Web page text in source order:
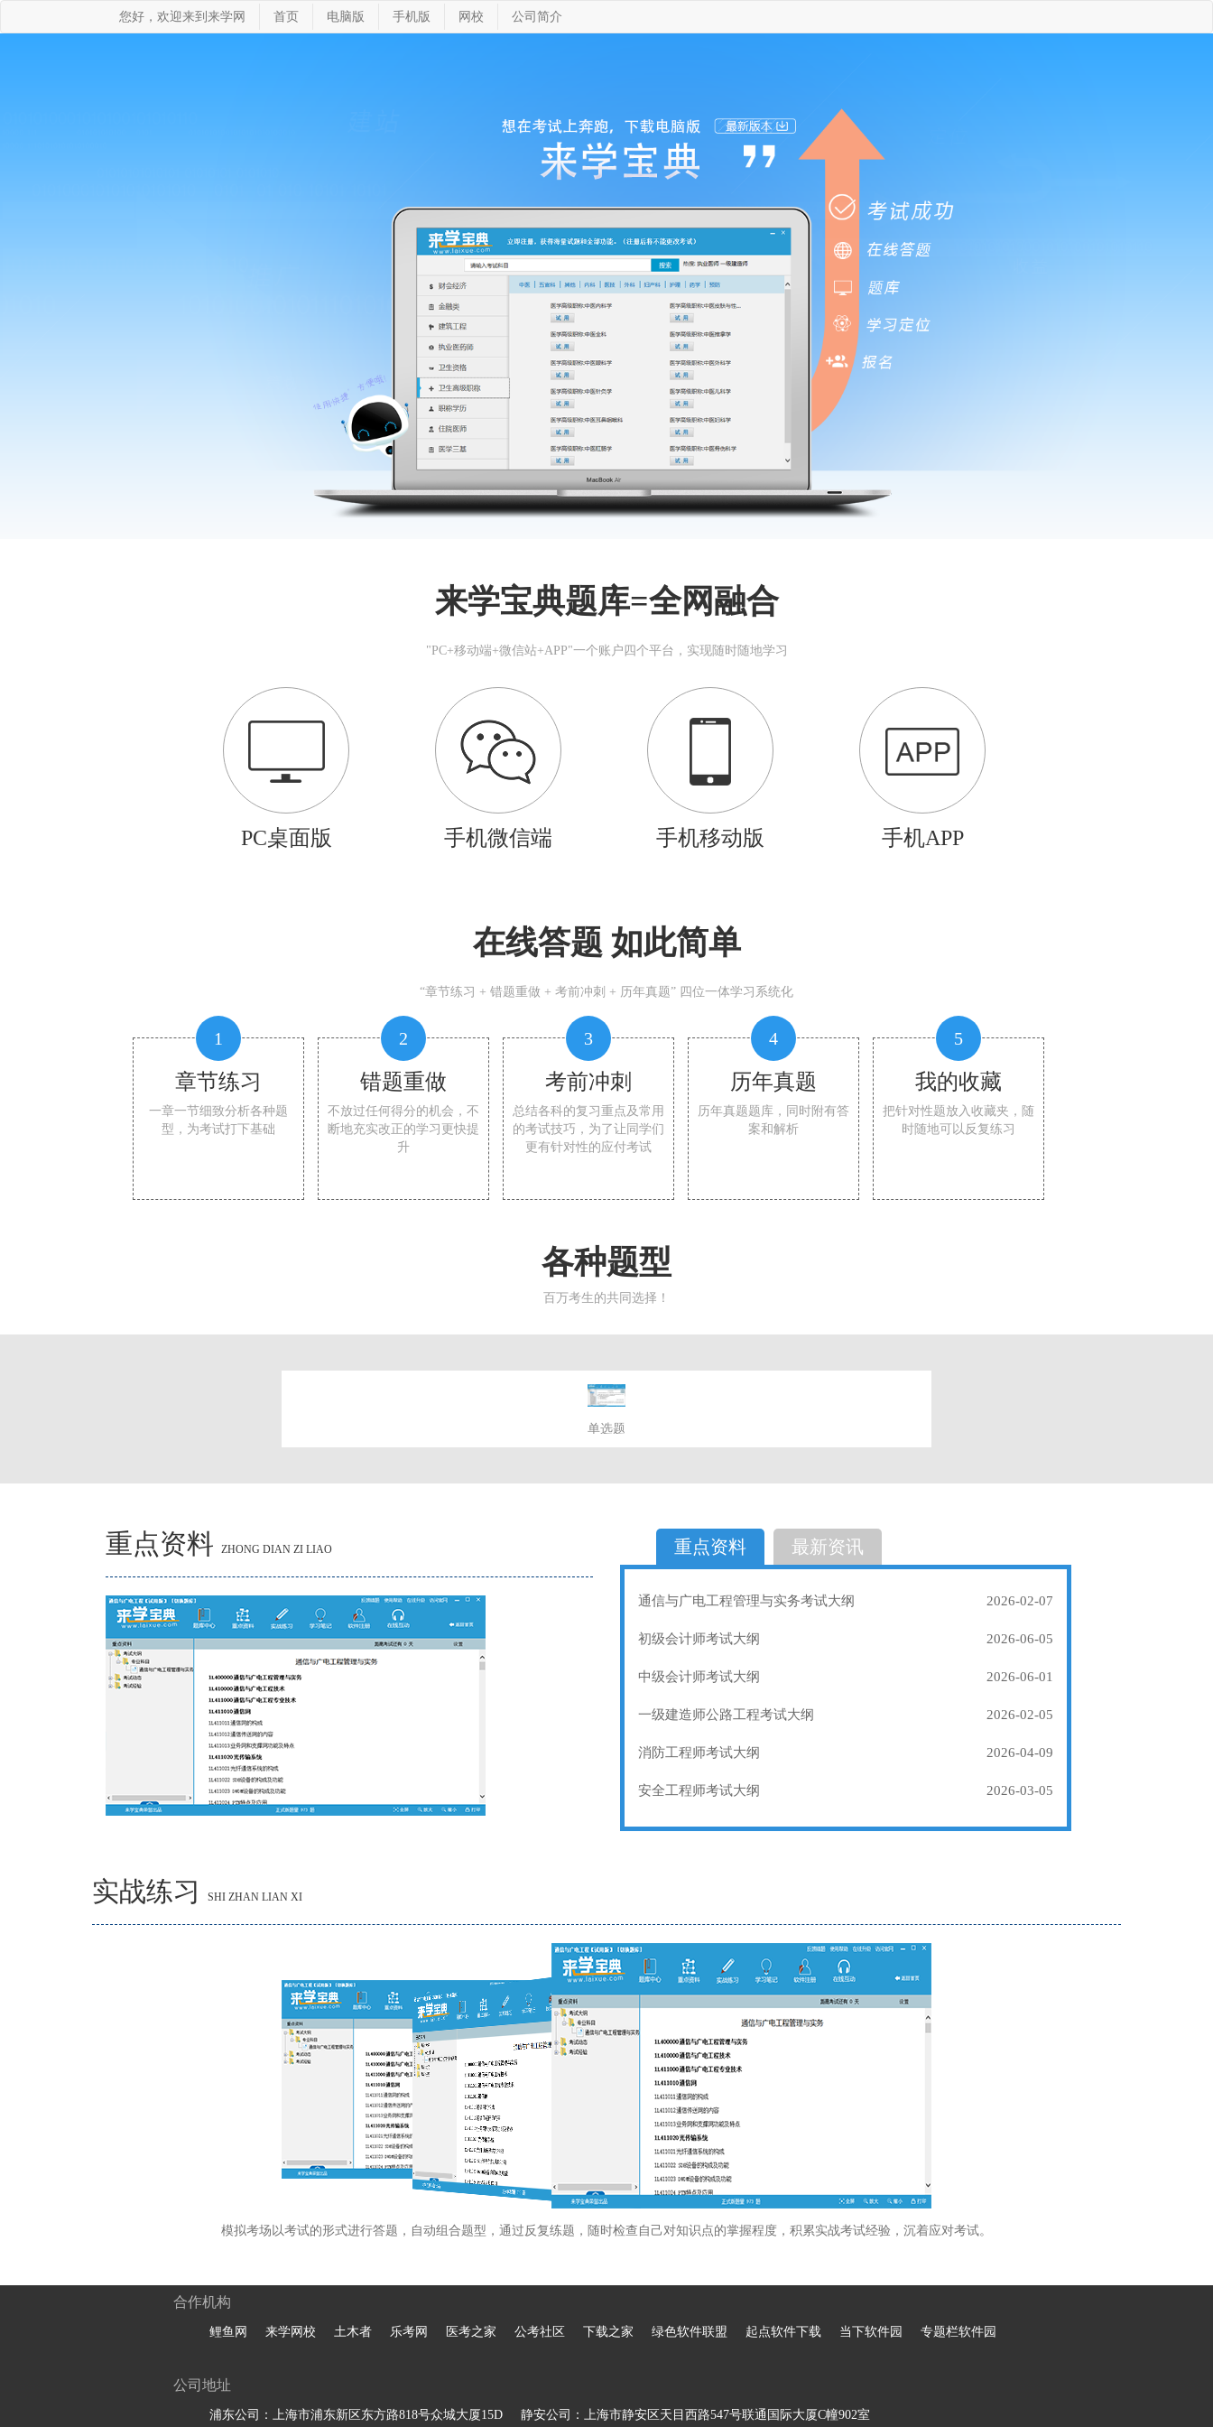
您好，欢迎来到来学网 首页 电脑版 手机版 网校 公司简介
来学宝典题库=全网融合
"PC+移动端+微信站+APP"一个账户四个平台，实现随时随地学习
PC桌面版 手机微信端 手机移动版 手机APP
在线答题 如此简单
“章节练习 + 错题重做 + 考前冲刺 + 历年真题” 四位一体学习系统化
1
章节练习
一章一节细致分析各种题
型，为考试打下基础
2
错题重做
不放过任何得分的机会，不
断地充实改正的学习更快提
升
3
考前冲刺
总结各科的复习重点及常用
的考试技巧，为了让同学们
更有针对性的应付考试
4
历年真题
历年真题题库，同时附有答
案和解析
5
我的收藏
把针对性题放入收藏夹，随
时随地可以反复练习
各种题型
百万考生的共同选择！
单选题
选择题
重点资料 ZHONG DIAN ZI LIAO 重点资料 最新资讯
通信与广电工程管理与实务考试大纲 2026-02-07
初级会计师考试大纲 2026-06-05
中级会计师考试大纲 2026-06-01
一级建造师公路工程考试大纲 2026-02-05
消防工程师考试大纲 2026-04-09
安全工程师考试大纲 2026-03-05
实战练习 SHI ZHAN LIAN XI
模拟考场以考试的形式进行答题，自动组合题型，通过反复练题，随时检查自己对知识点的掌握程度，积累实战考试经验，沉着应对考试。
合作机构
鲤鱼网 来学网校 土木者 乐考网 医考之家 公考社区 下载之家 绿色软件联盟 起点软件下载 当下软件园 专题栏软件园
公司地址
浦东公司：上海市浦东新区东方路818号众城大厦15D 静安公司：上海市静安区天目西路547号联通国际大厦C幢902室